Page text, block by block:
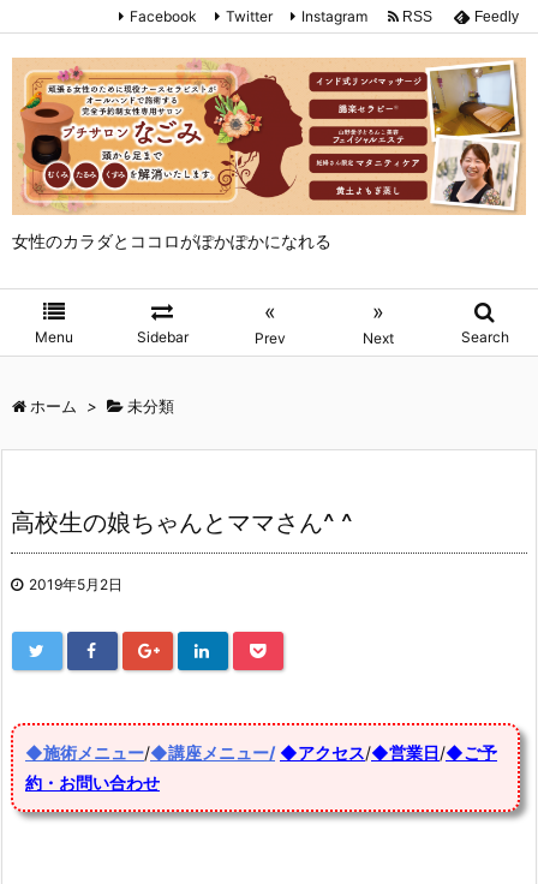
女性のカラダとココロがぽかぽかになれる
Menu Sidebar
«
Prev
»
Next Search
Facebook Twitter Instagram RSS Feedly
ホーム > 未分類
高校生の娘ちゃんとママさん^ ^
2019年5月2日
◆施術メニュー/◆講座メニュー/ ◆アクセス/◆営業日/◆ご予
約・お問い合わせ